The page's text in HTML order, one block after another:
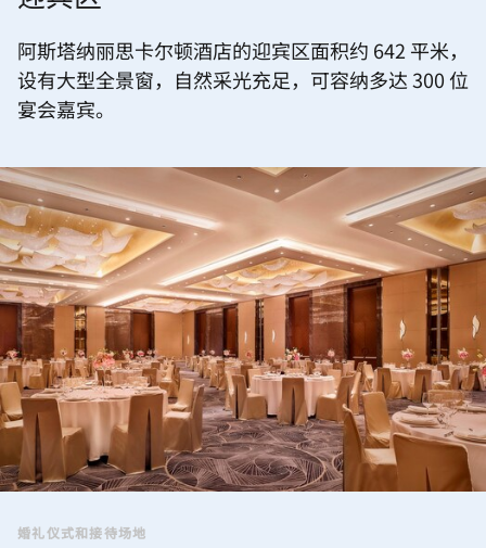
阿斯塔纳丽思卡尔顿酒店的迎宾区面积约 642 平米，
设有大型全景窗，自然采光充足，可容纳多达 300 位
宴会嘉宾。
婚礼仪式和接待场地